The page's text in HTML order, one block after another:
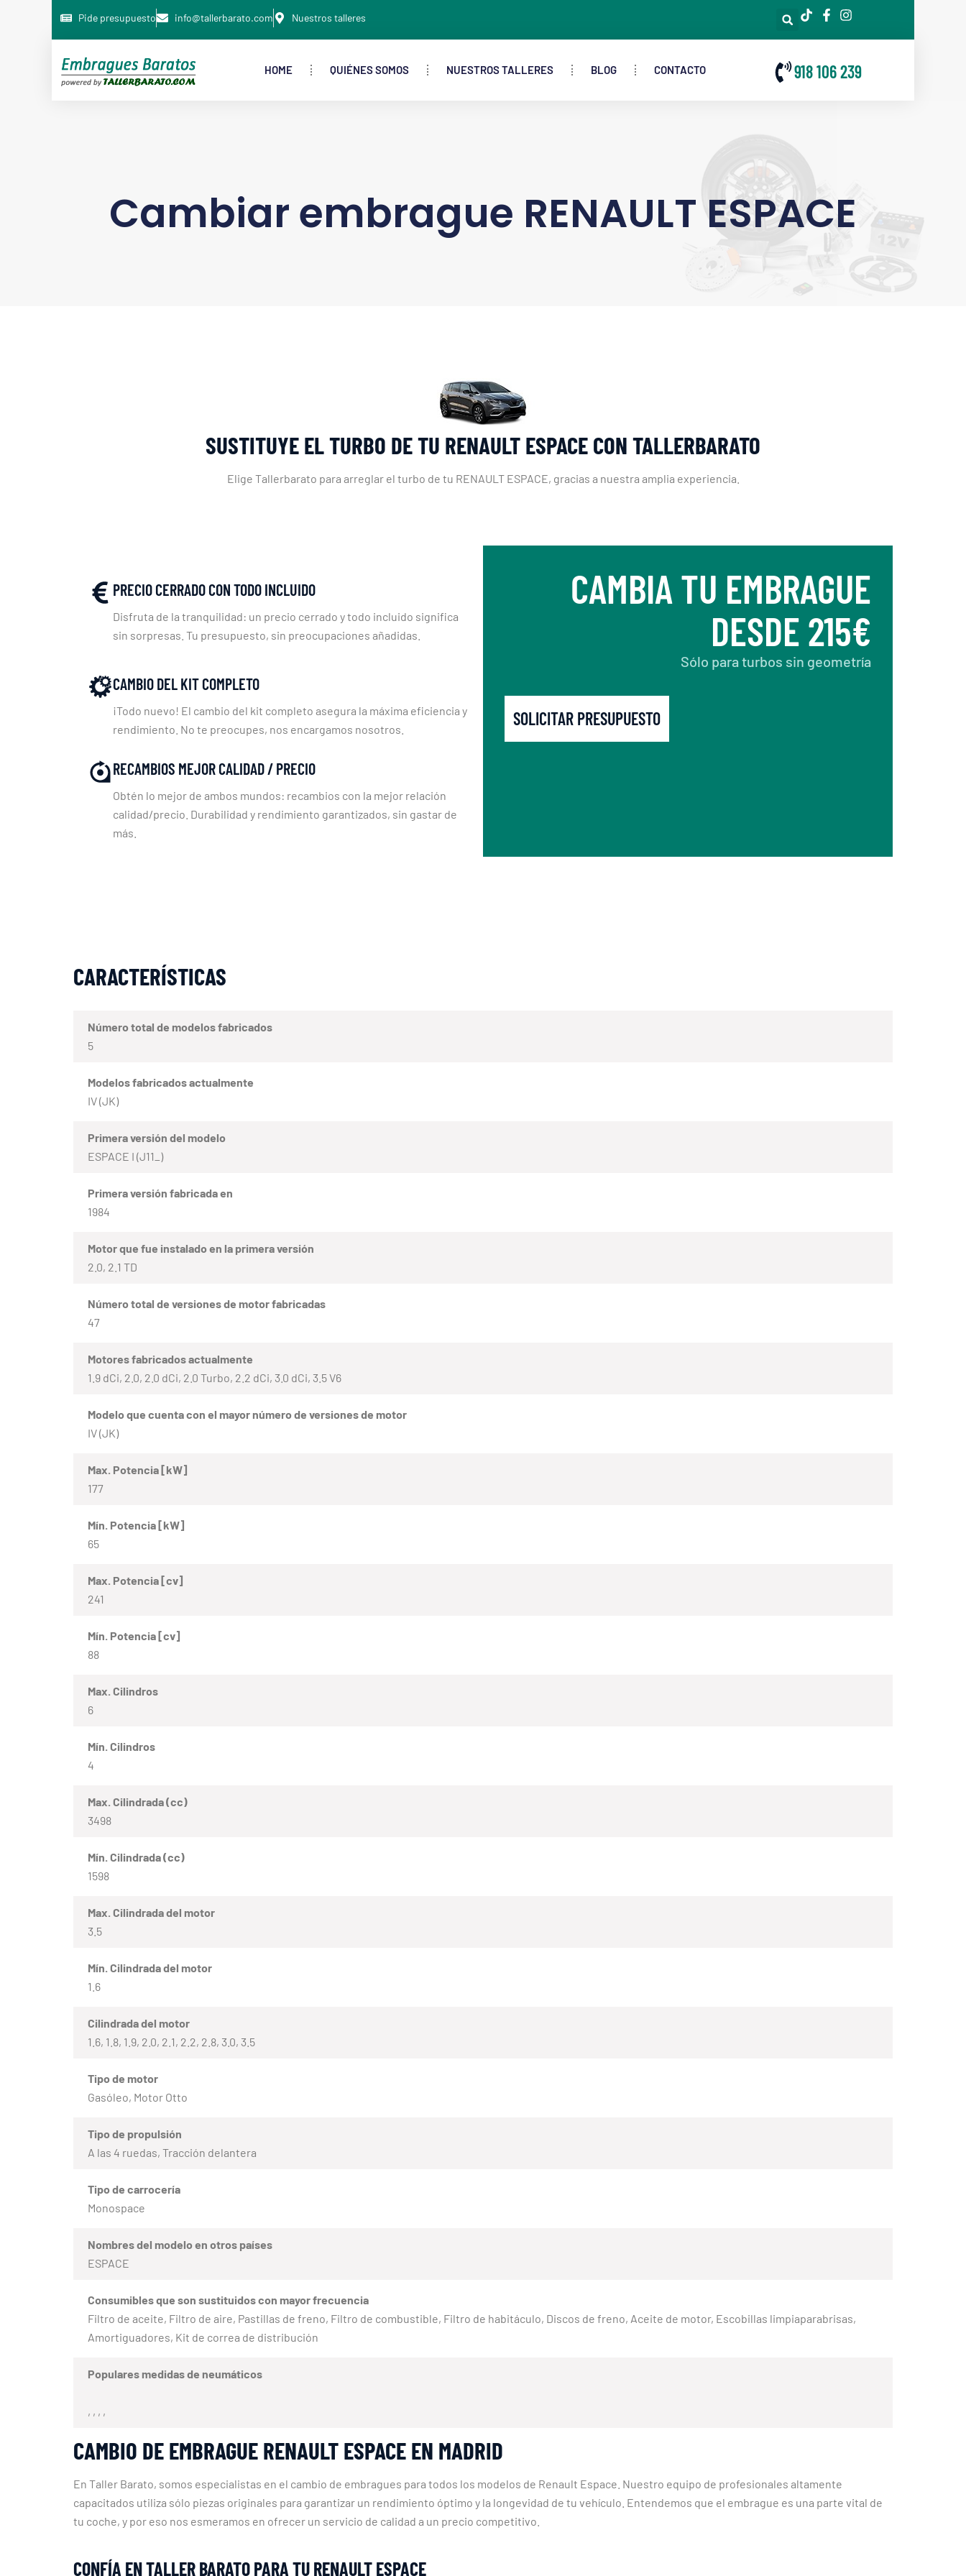
Pide presupuesto info@tallerbarato.com Nuestros talleres
HOME QUIÉNES SOMOS NUESTROS TALLERES BLOG CONTACTO 918 106 239
Cambiar embrague RENAULT ESPACE
SUSTITUYE EL TURBO DE TU RENAULT ESPACE CON TALLERBARATO
Elige Tallerbarato para arreglar el turbo de tu RENAULT ESPACE, gracias a nuestra amplia experiencia.
PRECIO CERRADO CON TODO INCLUIDO
Disfruta de la tranquilidad: un precio cerrado y todo incluido significa
sin sorpresas. Tu presupuesto, sin preocupaciones añadidas.
CAMBIO DEL KIT COMPLETO
¡Todo nuevo! El cambio del kit completo asegura la máxima eficiencia y
rendimiento. No te preocupes, nos encargamos nosotros.
RECAMBIOS MEJOR CALIDAD / PRECIO
Obtén lo mejor de ambos mundos: recambios con la mejor relación
calidad/precio. Durabilidad y rendimiento garantizados, sin gastar de
más.
CAMBIA TU EMBRAGUE
DESDE 215€
Sólo para turbos sin geometría
SOLICITAR PRESUPUESTO
CARACTERÍSTICAS
Número total de modelos fabricados
5
Modelos fabricados actualmente
IV (JK)
Primera versión del modelo
ESPACE I (J11_)
Primera versión fabricada en
1984
Motor que fue instalado en la primera versión
2.0, 2.1 TD
Número total de versiones de motor fabricadas
47
Motores fabricados actualmente
1.9 dCi, 2.0, 2.0 dCi, 2.0 Turbo, 2.2 dCi, 3.0 dCi, 3.5 V6
Modelo que cuenta con el mayor número de versiones de motor
IV (JK)
Max. Potencia [kW]
177
Mín. Potencia [kW]
65
Max. Potencia [cv]
241
Mín. Potencia [cv]
88
Max. Cilindros
6
Mín. Cilindros
4
Max. Cilindrada (cc)
3498
Mín. Cilindrada (cc)
1598
Max. Cilindrada del motor
3.5
Mín. Cilindrada del motor
1.6
Cilindrada del motor
1.6, 1.8, 1.9, 2.0, 2.1, 2.2, 2.8, 3.0, 3.5
Tipo de motor
Gasóleo, Motor Otto
Tipo de propulsión
A las 4 ruedas, Tracción delantera
Tipo de carrocería
Monospace
Nombres del modelo en otros países
ESPACE
Consumibles que son sustituidos con mayor frecuencia
Filtro de aceite, Filtro de aire, Pastillas de freno, Filtro de combustible, Filtro de habitáculo, Discos de freno, Aceite de motor, Escobillas limpiaparabrisas,
Amortiguadores, Kit de correa de distribución
Populares medidas de neumáticos
, , , ,
CAMBIO DE EMBRAGUE RENAULT ESPACE EN MADRID
En Taller Barato, somos especialistas en el cambio de embragues para todos los modelos de Renault Espace. Nuestro equipo de profesionales altamente
capacitados utiliza sólo piezas originales para garantizar un rendimiento óptimo y la longevidad de tu vehículo. Entendemos que el embrague es una parte vital de
tu coche, y por eso nos esmeramos en ofrecer un servicio de calidad a un precio competitivo.
CONFÍA EN TALLER BARATO PARA TU RENAULT ESPACE